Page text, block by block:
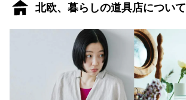
北欧、暮らしの道具店について